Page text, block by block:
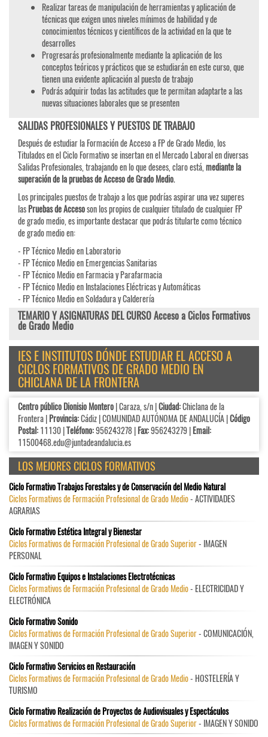
Realizar tareas de manipulación de herramientas y aplicación de
técnicas que exigen unos niveles mínimos de habilidad y de
conocimientos técnicos y científicos de la actividad en la que te
desarrolles
Progresarás profesionalmente mediante la aplicación de los
conceptos teóricos y prácticos que se estudiarán en este curso, que
tienen una evidente aplicación al puesto de trabajo
Podrás adquirir todas las actitudes que te permitan adaptarte a las
nuevas situaciones laborales que se presenten
SALIDAS PROFESIONALES Y PUESTOS DE TRABAJO
Después de estudiar la Formación de Acceso a FP de Grado Medio, los
Titulados en el Ciclo Formativo se insertan en el Mercado Laboral en diversas
Salidas Profesionales, trabajando en lo que desees, claro está,mediante la
superación de la pruebas de Acceso de Grado Medio.
Los principales puestos de trabajo a los que podrías aspirar una vez superes
lasPruebas deAccesoson los propios de cualquier titulado de cualquier FP
de grado medio, es importante destacar que podrás titularte como técnico
de grado medio en:
- FP Técnico Medio en Laboratorio
- FP Técnico Medio en Emergencias Sanitarias
- FP Técnico Medio en Farmacia y Parafarmacia
- FP Técnico Medio en Instalaciones Eléctricas y Automáticas
- FP Técnico Medio en Soldadura y Calderería
TEMARIO Y ASIGNATURAS DEL CURSO Acceso a Ciclos Formativos
de Grado Medio
IES E INSTITUTOS DÓNDE ESTUDIAR EL ACCESO A
CICLOS FORMATIVOS DE GRADO MEDIO EN
CHICLANA DE LA FRONTERA
Centro público Dionisio Montero| Caraza, s/n |Ciudad:Chiclana de la
Frontera |Provincia:Cádiz | COMUNIDAD AUTÓNOMA DE ANDALUCÍA |Código
Postal:11130 |Teléfono:956243278 |Fax:956243279 |Email:
11500468.edu@juntadeandalucia.es
LOS MEJORES CICLOS FORMATIVOS
Ciclo Formativo Trabajos Forestales y de Conservación del Medio Natural
Ciclos Formativos de Formación Profesional de Grado Medio- ACTIVIDADES
AGRARIAS
Ciclo Formativo Estética Integral y Bienestar
Ciclos Formativos de Formación Profesional de Grado Superior- IMAGEN
PERSONAL
Ciclo Formativo Equipos e Instalaciones Electrotécnicas
Ciclos Formativos de Formación Profesional de Grado Medio- ELECTRICIDAD Y
ELECTRÓNICA
Ciclo Formativo Sonido
Ciclos Formativos de Formación Profesional de Grado Superior- COMUNICACIÓN,
IMAGEN Y SONIDO
Ciclo Formativo Servicios en Restauración
Ciclos Formativos de Formación Profesional de Grado Medio- HOSTELERÍA Y
TURISMO
Ciclo Formativo Realización de Proyectos de Audiovisuales y Espectáculos
Ciclos Formativos de Formación Profesional de Grado Superior- IMAGEN Y SONIDO